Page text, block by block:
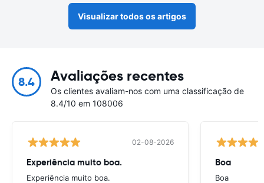
Visualizar todos os artigos
8.4 Avaliações recentes
Os clientes avaliam-nos com uma classificação de
8.4/10 em 108006
02-08-2026
Experiência muito boa.
Experiência muito boa.
Boa
Boa